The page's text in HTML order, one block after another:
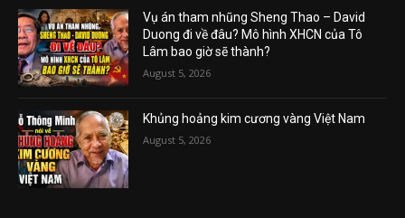
Vụ án tham nhũng Sheng Thao – David
Duong đi về đâu? Mô hình XHCN của Tô
Lâm bao giờ sẽ thành?
August 5, 2026
Khủng hoảng kim cương vàng Việt Nam
August 5, 2026